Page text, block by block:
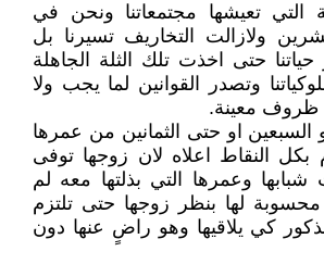
التي تعيشها مجتمعاتنا ونحن في
ولازالت التخاريف تسيرنا بل
حتى اخذت تلك الثلة الجاهلة
وتصدر القوانين لما يجب ولا
ظروف معينة.
السبعين او حتى الثمانين من عمرها
بكل النقاط اعلاه لان زوجها توفى
وعمرها التي بذلتها معه لم
لها بنظر زوجها حتى تلتزم
كي يلاقيها وهو راضٍ عنها دون